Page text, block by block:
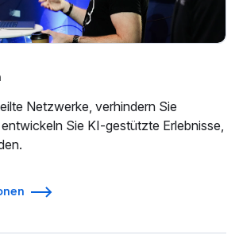
Netzwerke, verhindern Sie
Sie KI-gestützte Erlebnisse,